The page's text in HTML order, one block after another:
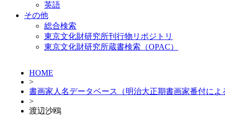
英語
その他
総合検索
東京文化財研究所刊行物リポジトリ
東京文化財研究所蔵書検索（OPAC）
HOME
>
書画家人名データベース（明治大正期書画家番付によ
>
渡辺沙鴎